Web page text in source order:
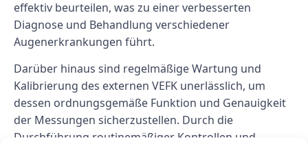
effektiv beurteilen, was zu einer verbesserten
Diagnose und Behandlung verschiedener
Augenerkrankungen führt.
Darüber hinaus sind regelmäßige Wartung und
Kalibrierung des externen VEFK unerlässlich, um
dessen ordnungsgemäße Funktion und Genauigkeit
der Messungen sicherzustellen. Durch die
Durchführung routinemäßiger Kontrollen und